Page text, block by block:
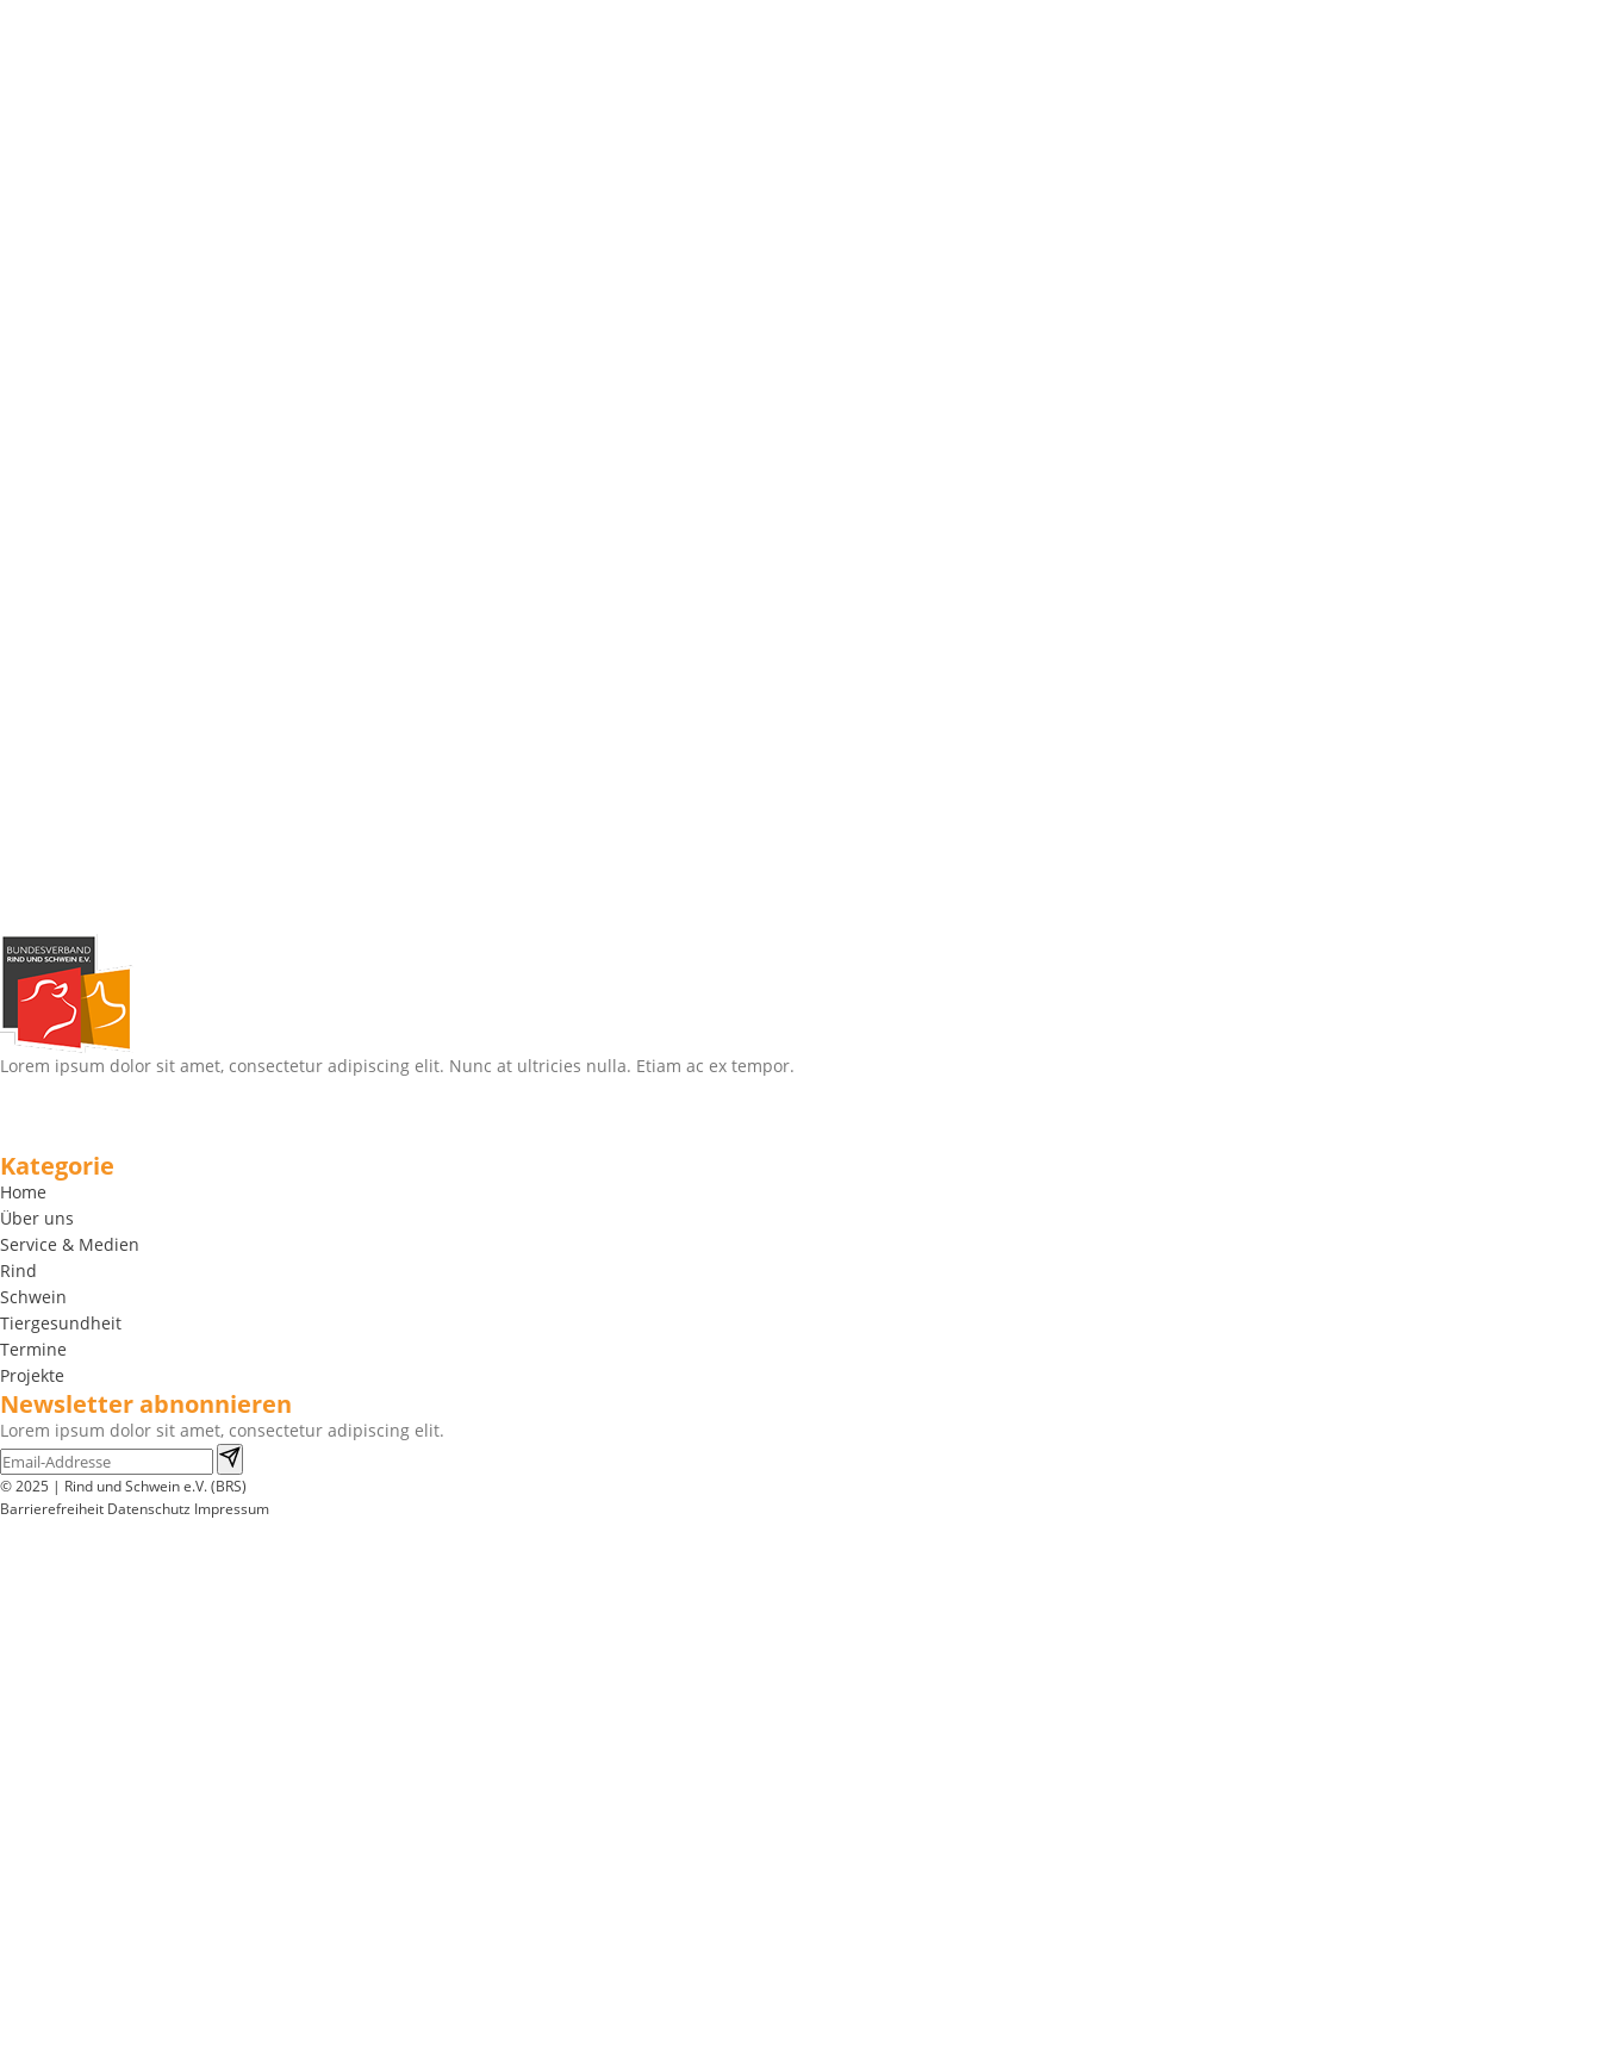
Lorem ipsum dolor sit amet, consectetur adipiscing elit. Nunc at ultricies nulla. Etiam ac ex tempor.
Kategorie
Home
Über uns
Service & Medien
Rind
Schwein
Tiergesundheit
Termine
Projekte
Newsletter abnonnieren
Lorem ipsum dolor sit amet, consectetur adipiscing elit.
© 2025 | Rind und Schwein e.V. (BRS)
Barrierefreiheit Datenschutz Impressum